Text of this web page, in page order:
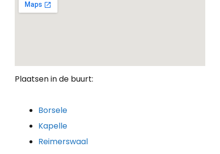
Plaatsen in de buurt:
Borsele
Kapelle
Reimerswaal